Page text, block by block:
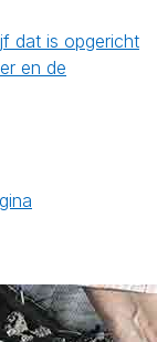
dat is opgericht
en de